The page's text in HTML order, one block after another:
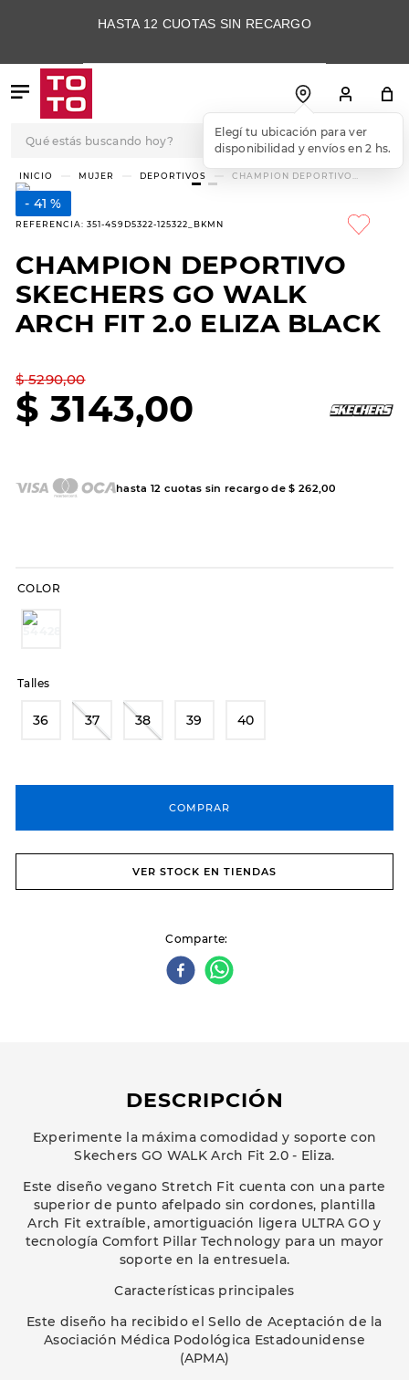
HASTA 12 CUOTAS SIN RECARGO
MUJER DEPORTIVOS
CHAMPION DEPORTIVO
41 %
REFERENCIA: 351-4S9D5322-125322_BKMN
CHAMPION DEPORTIVO
SKECHERS GO WALK
ARCH FIT 2.0 ELIZA BLACK
$ 5290,00
$ 3143,00
hasta 12 cuotas sin recargo de$ 262 ,00
COLOR
Talles
36 37 38 39 40
COMPRAR
VER STOCK EN TIENDAS
Comparte
DESCRIPCIÓN
Experimente la máxima comodidad y soporte con
Skechers GO WALK Arch Fit 2.0 - Eliza.
Este diseño vegano Stretch Fit cuenta con una parte
superior de punto afelpado sin cordones, plantilla
Arch Fit extraíble, amortiguación ligera ULTRA GO y
tecnología Comfort Pillar Technology para un mayor
soporte en la entresuela.
Características principales
Este diseño ha recibido el Sello de Aceptación de la
Asociación Médica Podológica Estadounidense
(APMA)
TÉRMINOS MÁS
BUSCADOS
1.
skechers slip-ins
4 .
championes